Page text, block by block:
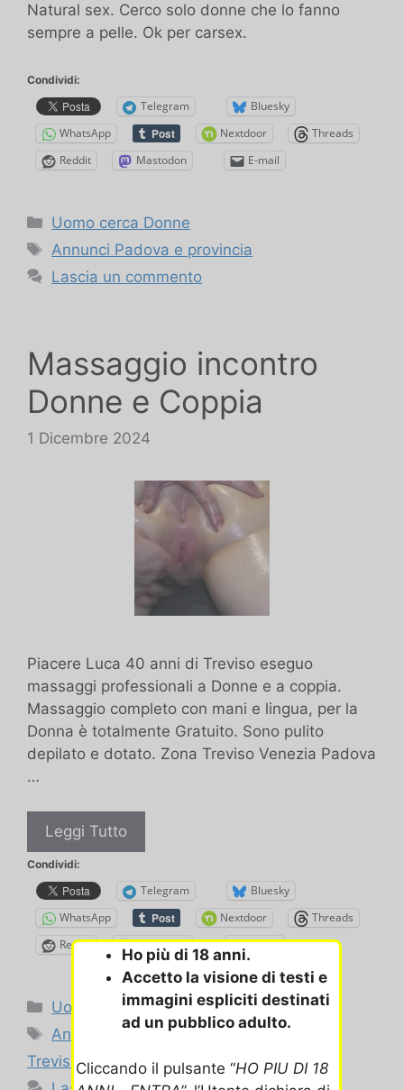
Natural sex. Cerco solo donne che lo fanno
sempre a pelle. Ok per carsex.
Condividi:
Telegram
Bluesky
WhatsApp
Nextdoor
Threads
Reddit
Mastodon E-mail
Categorie
Uomo cerca Donne
Tag
Annunci Padova e provincia
Lascia un commento
Massaggio incontro
Donne e Coppia
1 Dicembre 2024
Piacere Luca 40 anni di Treviso eseguo
massaggi professionali a Donne e a coppia.
Massaggio completo con mani e lingua, per la
Donna è totalmente Gratuito. Sono pulito
depilato e dotato. Zona Treviso Venezia Padova
…
Leggi TuttoMassaggio
incontro
e
Coppia
Condividi:
Telegram
Bluesky
WhatsApp
Nextdoor
Threads
Reddit
Mastodon E-mail
Categorie
Uomo cerca Donne
Tag
Annunci Padova e provincia,Annunci
Treviso e provincia , Annunci Venezia
Ho più di 18 anni.
Accetto la visione di testi e
immagini espliciti destinati
ad un pubblico adulto.
Cliccando il pulsante “HO PIU DI 18